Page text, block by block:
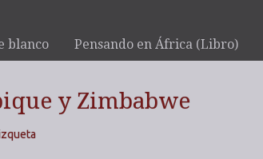
blanco Pensando en África (Libro)
y Zimbabwe